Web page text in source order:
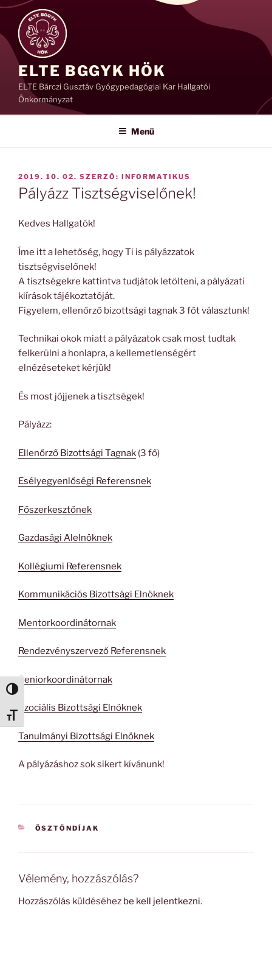
Nagy kontraszt váltása
Betűméret váltása
Tartalomhoz
ELTE BGGYK HÖK
ELTE Bárczi Gusztáv Gyógypedagógiai Kar Hallgatói
Önkormányzat
Menü
BEKÜLDVE:
2019. 10. 02. SZERZŐ: INFORMATIKUS
Pályázz Tisztségviselőnek!
Kedves Hallgatók!
Íme itt a lehetőség, hogy Ti is pályázzatok
tisztségviselőnek!
A tisztségekre kattintva tudjátok letölteni, a pályázati
kiírások tájékoztatóját.
Figyelem, ellenőrző bizottsági tagnak 3 főt választunk!
Technikai okok miatt a pályázatok csak most tudtak
felkerülni a honlapra, a kellemetlenségért
elnézéseteket kérjük!
És most jöjjenek a tisztségek!
Pályázz:
Ellenőrző Bizottsági Tagnak (3 fő)
Esélyegyenlőségi Referensnek
Főszerkesztőnek
Gazdasági Alelnöknek
Kollégiumi Referensnek
Kommunikációs Bizottsági Elnöknek
Mentorkoordinátornak
Rendezvényszervező Referensnek
Seniorkoordinátornak
Szociális Bizottsági Elnöknek
Tanulmányi Bizottsági Elnöknek
A pályázáshoz sok sikert kívánunk!
KATEGÓRIÁK
ÖSZTÖNDÍJAK
Vélemény, hozzászólás?
Hozzászólás küldéséhez be kell jelentkezni.